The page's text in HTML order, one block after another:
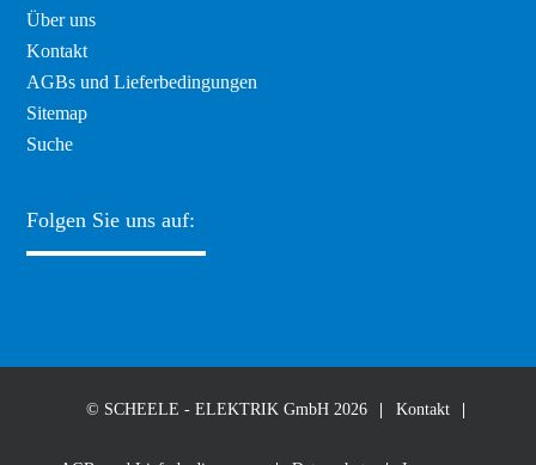
Navigation
überspringen
Über uns
Kontakt
AGBs und Lieferbedingungen
Sitemap
Suche
Folgen Sie uns auf:
© SCHEELE - ELEKTRIK GmbH 2026 Kontakt